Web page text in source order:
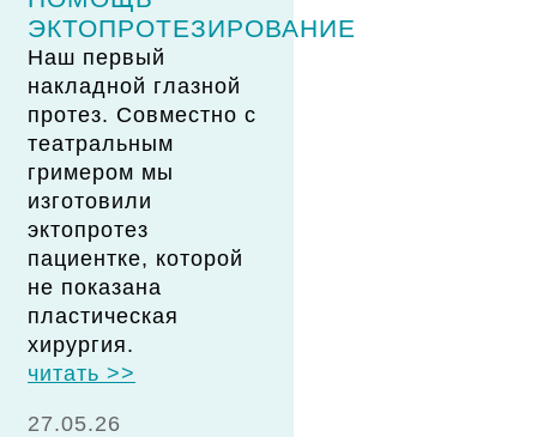
ЭКТОПРОТЕЗИРОВАНИЕ
Наш первый
накладной глазной
протез. Совместно с
театральным
гримером мы
изготовили
эктопротез
пациентке, которой
не показана
пластическая
хирургия.
читать >>
27.05.26